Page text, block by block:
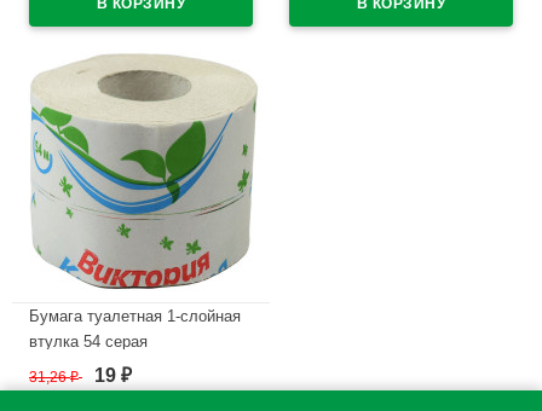
Бумага туалетная 1-слойная
втулка 54 серая
Классическая (Ст.40)
31,26₽ 19 ₽